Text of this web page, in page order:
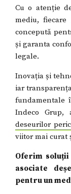
Cu o atenție
mediu,
concepută
și garanta
legale.
Inovația și
iar
fundamentale
Indeco Grup,
deseurilor
viitor mai curat
Oferim
asociate
pentru un